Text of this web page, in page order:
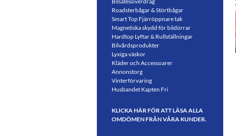
Roadsterbågar & Störtbågar
Smart Top Fjärröppnare tak
Magnetiska skydd för bildörrar
Hardtop Lyftar & Rullställningar
Bilvårdsprodukter
Lyxiga väskor
Kläder och Accessoarer
Annonstorg
Vinterförvaring
Husbandet Kapten Fri
KLICKA HÄR FÖR ATT LÄSA ALLA
OMDÖMEN FRÅN VÅRA KUNDER.